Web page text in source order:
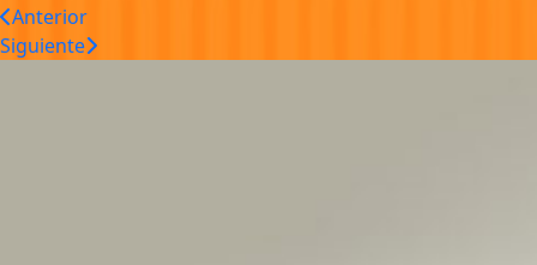
Anterior
Siguiente